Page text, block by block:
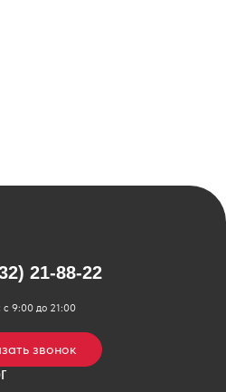
21-88-22
9:00 до 21:00
звонок